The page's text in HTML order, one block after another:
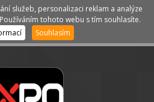
Menu
služeb, personalizaci reklam a analýze
tohoto webu s tím souhlasíte.
Souhlasím